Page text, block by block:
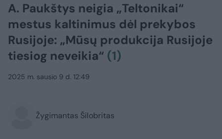
A. Paukštys neigia „Teltonikai“
mestus kaltinimus dėl prekybos
Rusijoje: „Mūsų produkcija Rusijoje
tiesiog neveikia“ (1)
2025 m. sausio 9 d. 12:49
Žygimantas Šilobritas